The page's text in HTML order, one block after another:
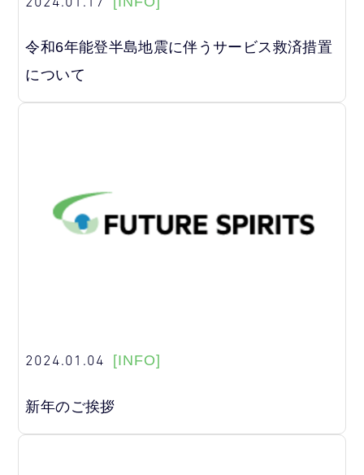
令和6年能登半島地震に伴うサービス救済措置
について
2024.01.04 [INFO]
新年のご挨拶